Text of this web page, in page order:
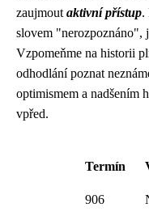
zaujmout aktivní přístup.
slovem "nerozpoznáno",
Vzpomeňme na historii
odhodlání poznat
optimismem a nadšením
vpřed.
Termín
906